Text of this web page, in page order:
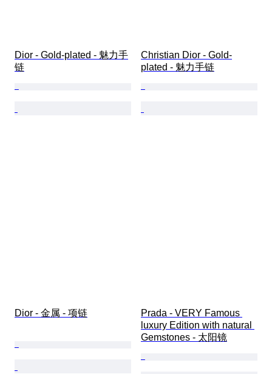
Dior - Gold-plated - 魅力手
链
Christian Dior - Gold-
plated - 魅力手链
Dior - 金属 - 项链
Prada - VERY Famous
luxury Edition with natural
Gemstones - 太阳镜